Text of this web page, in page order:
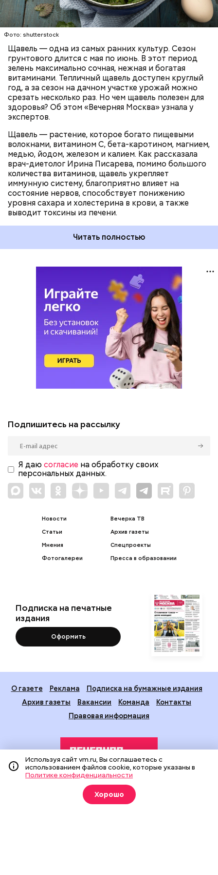
Фото: shutterstock
Щавель — одна из самых ранних культур. Сезон
грунтового длится с мая по июнь. В этот период
зелень максимально сочная, нежная и богатая
витаминами. Тепличный щавель доступен круглый
год, а за сезон на дачном участке урожай можно
срезать несколько раз. Но чем щавель полезен для
здоровья? Об этом «Вечерняя Москва» узнала у
экспертов.
Щавель — растение, которое богато пищевыми
волокнами, витамином С, бета-каротином, магнием,
медью, йодом, железом и калием. Как рассказала
врач-диетолог Ирина Писарева, помимо большого
количества витаминов, щавель укрепляет
иммунную систему, благоприятно влияет на
состояние нервов, способствует понижению
уровня сахара и холестерина в крови, а также
выводит токсины из печени.
Опасность же щавеля состоит в том, что он
содержит большое количество щавелевой кислоты,
которая может способствовать образованию
Читать полностью
ЗДОРОВЬЕ ВРАЧИ
РАСТЕНИЯ
ПРОДУКТЫ
Подпишитесь на рассылку
Я даю согласие на обработку своих
персональных данных.
Новости
Статьи
Мнения
Фотогалереи
Вечерка ТВ
Архив газеты
Спецпроекты
Пресса в образовании
Подписка на печатные
издания
Оформить
О газете Реклама
Подписка на бумажные издания
Архив газеты
Вакансии Команда
Контакты
Правовая информация
Издание создано при финансовой поддержке Департамента
средств массовой информации и рекламы города Москвы.
На сайте применяются рекомендательные технологии
Используя сайт vm.ru, Вы соглашаетесь с
использованием файлов cookie, которые указаны в
Политике конфиденциальности
Хорошо